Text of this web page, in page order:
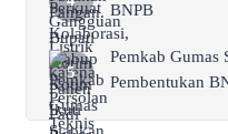
BNPB
Pemkab Gumas
Pembentukan